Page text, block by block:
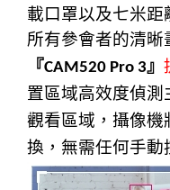
載口罩以及七米距
所有參會者的清晰
『CAM520 Pro 3』
置區域高效度偵測
觀看區域，攝像機
換，無需任何手動